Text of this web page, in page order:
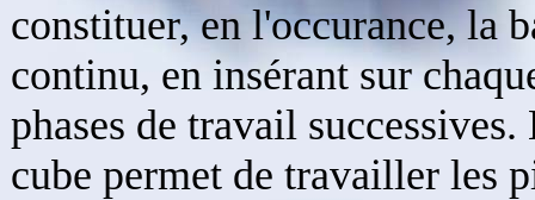
constituer, en l'occurance, la
continu, en insérant sur
phases de travail
cube permet de travailler les